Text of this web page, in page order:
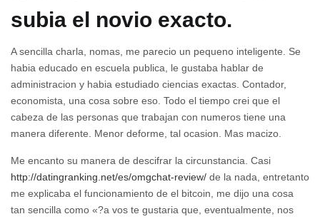
subia el novio exacto.
A sencilla charla, nomas, me parecio un pequeno inteligente. Se
habia educado en escuela publica, le gustaba hablar de
administracion y habia estudiado ciencias exactas. Contador,
economista, una cosa sobre eso. Todo el tiempo crei que el
cabeza de las personas que trabajan con numeros tiene una
manera diferente. Menor deforme, tal ocasion. Mas macizo.
Me encanto su manera de descifrar la circunstancia. Casi
http://datingranking.net/es/omgchat-review/ de la nada, entretanto
me explicaba el funcionamiento de el bitcoin, me dijo una cosa
tan sencilla como «?a vos te gustaria que, eventualmente, nos